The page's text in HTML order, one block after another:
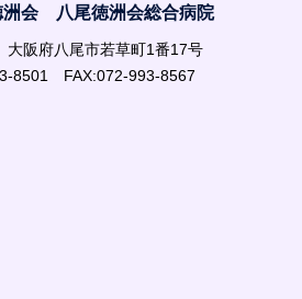
会 八尾徳洲会総合病院
阪府八尾市若草町1番17号
8501 FAX:072-993-8567